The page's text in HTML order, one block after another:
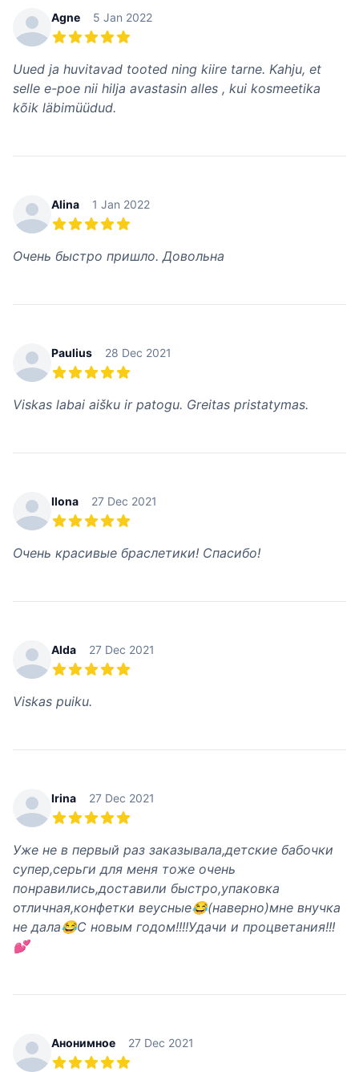
Agne 5 Jan 2022
Uued ja huvitavad tooted ning kiire tarne. Kahju, et
selle e-poe nii hilja avastasin alles , kui kosmeetika
kõik läbimüüdud.
Alina 1 Jan 2022
Очень быстро пришло. Довольна
Paulius 28 Dec 2021
Viskas labai aišku ir patogu. Greitas pristatymas.
Ilona 27 Dec 2021
Очень красивые браслетики! Спасибо!
Alda 27 Dec 2021
Viskas puiku.
Irina 27 Dec 2021
Уже не в первый раз заказывала,детские бабочки
супер,серьги для меня тоже очень
понравились,доставили быстро,упаковка
отличная,конфетки веусные😂(наверно)мне внучка
не дала😂С новым годом!!!!Удачи и процветания!!!
💕
Анонимное 27 Dec 2021